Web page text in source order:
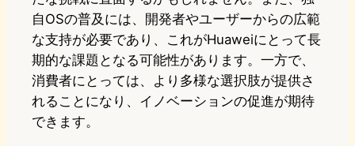
自OSの普及には、開発者やユーザーからの広範
な支持が必要であり、これがHuaweiにとって長
期的な課題となる可能性があります。一方で、
消費者にとっては、より多様な選択肢が提供さ
れることになり、イノベーションの促進が期待
できます。